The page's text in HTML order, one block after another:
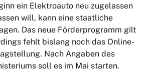
ein Elektroauto neu zugelassen
will, kann eine staatliche
Das neue Förderprogramm gilt
fehlt bislang noch das Online-
Nach Angaben des
soll es im Mai starten.